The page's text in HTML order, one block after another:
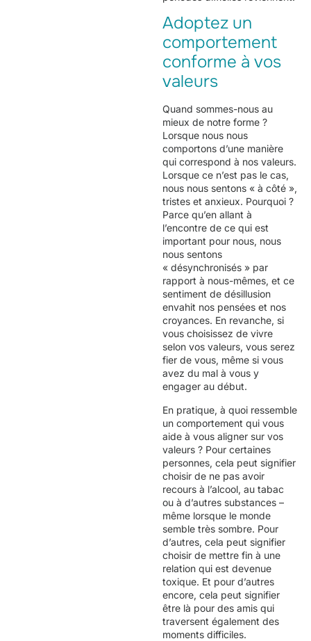
Adoptez un
comportement
conforme à vos
valeurs
Quand sommes-nous au
mieux de notre forme ?
Lorsque nous nous
comportons d’une manière
qui correspond à nos valeurs.
Lorsque ce n’est pas le cas,
nous nous sentons « à côté »,
tristes et anxieux. Pourquoi ?
Parce qu’en allant à
l’encontre de ce qui est
important pour nous, nous
nous sentons
« désynchronisés » par
rapport à nous-mêmes, et ce
sentiment de désillusion
envahit nos pensées et nos
croyances. En revanche, si
vous choisissez de vivre
selon vos valeurs, vous serez
fier de vous, même si vous
avez du mal à vous y
engager au début.
En pratique, à quoi ressemble
un comportement qui vous
aide à vous aligner sur vos
valeurs ? Pour certaines
personnes, cela peut signifier
choisir de ne pas avoir
recours à l’alcool, au tabac
ou à d’autres substances –
même lorsque le monde
semble très sombre. Pour
d’autres, cela peut signifier
choisir de mettre fin à une
relation qui est devenue
toxique. Et pour d’autres
encore, cela peut signifier
être là pour des amis qui
traversent également des
moments difficiles.